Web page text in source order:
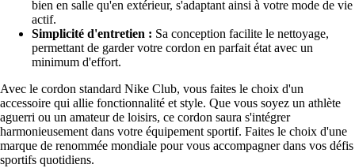
bien en salle qu'en extérieur, s'adaptant ainsi à votre mode de vie
actif.
Simplicité d'entretien : Sa conception facilite le nettoyage,
permettant de garder votre cordon en parfait état avec un
minimum d'effort.
Avec le cordon standard Nike Club, vous faites le choix d'un
accessoire qui allie fonctionnalité et style. Que vous soyez un athlète
aguerri ou un amateur de loisirs, ce cordon saura s'intégrer
harmonieusement dans votre équipement sportif. Faites le choix d'une
marque de renommée mondiale pour vous accompagner dans vos défis
sportifs quotidiens.